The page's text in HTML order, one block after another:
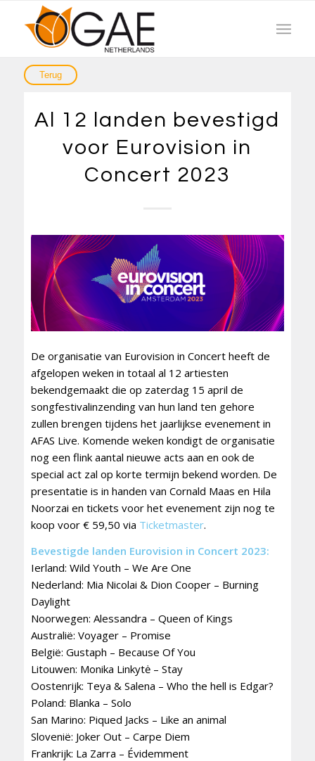
Al 12 landen bevestigd
voor Eurovision in
Concert 2023
De organisatie van Eurovision in Concert heeft de
afgelopen weken in totaal al 12 artiesten
bekendgemaakt die op zaterdag 15 april de
songfestivalinzending van hun land ten gehore
zullen brengen tijdens het jaarlijkse evenement in
AFAS Live. Komende weken kondigt de organisatie
nog een flink aantal nieuwe acts aan en ook de
special act zal op korte termijn bekend worden. De
presentatie is in handen van Cornald Maas en Hila
Noorzai en tickets voor het evenement zijn nog te
koop voor € 59,50 via Ticketmaster.
Bevestigde landen Eurovision in Concert 2023:
Ierland: Wild Youth – We Are One
Nederland: Mia Nicolai & Dion Cooper – Burning
Daylight
Noorwegen: Alessandra – Queen of Kings
Australië: Voyager – Promise
België: Gustaph – Because Of You
Litouwen: Monika Linkytė – Stay
Oostenrijk: Teya & Salena – Who the hell is Edgar?
Poland: Blanka – Solo
San Marino: Piqued Jacks – Like an animal
Slovenië: Joker Out – Carpe Diem
Frankrijk: La Zarra – Évidemment